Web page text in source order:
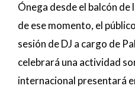
Ónega desde el balcón de
de ese momento, el
sesión de DJ a cargo de
celebrará una actividad
internacional presentará